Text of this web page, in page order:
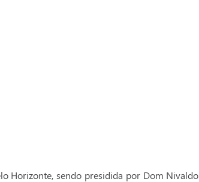
Horizonte, sendo presidida por Dom Nivaldo